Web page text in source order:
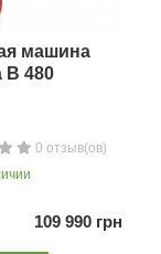
машина
B 480
0 отзыв(ов)
109 990 грн